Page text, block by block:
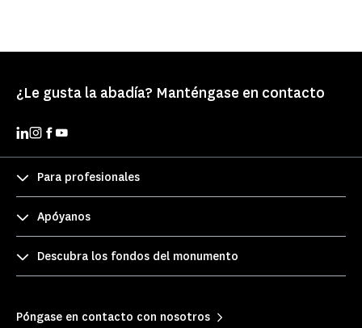
¿Le gusta la abadía? Manténgase en contacto
Para profesionales
Apóyanos
Descubra los fondos del monumento
Póngase en contacto con nosotros